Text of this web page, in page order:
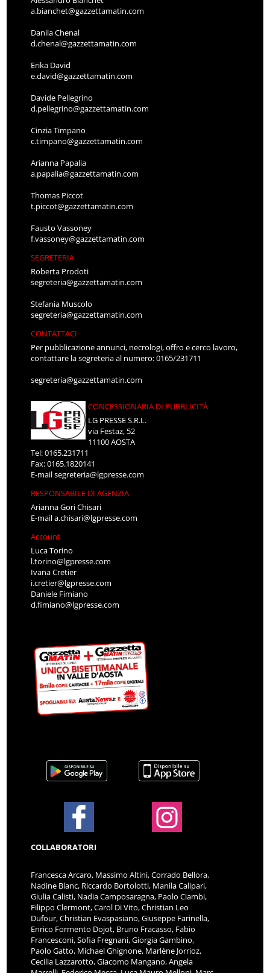
a.bianchet@gazzettamatin.com
Danila Chenal
d.chenal@gazzettamatin.com
Erika David
e.david@gazzettamatin.com
Davide Pellegrino
d.pellegrino@gazzettamatin.com
Cinzia Timpano
c.timpano@gazzettamatin.com
Arianna Papalia
a.papalia@gazzettamatin.com
Thomas Piccot
t.piccot@gazzettamatin.com
Fausto Vassoney
f.vassoney@gazzettamatin.com
SEGRETERIA
Roberta Prodoti
segreteria@gazzettamatin.com
Stefania Muscolo
segreteria@gazzettamatin.com
CONTATTACI
Per pubblicazione annunci, necrologi, offro e cerco lavoro,
contattare la segreteria al numero: 0165/231711
segreteria@gazzettamatin.com
CONCESSIONARIA DI PUBBLICITÀ
LG PRESSE S.R.L.
via Festaz, 52
11100 AOSTA
Tel: 0165.231711
Fax: 0165.1820141
E-mailsegreteria@lgpresse.com
RESPONSABILE DI AGENZIA
Arianna Gori Chisari
E-maila.chisari@lgpresse.com
Account
Luca Torino
l.torino@lgpresse.com
Ivana Cretier
i.cretier@lgpresse.com
Daniele Fimiano
d.fimiano@lgpresse.com
COLLABORATORI
Francesca Arcaro, Massimo Altini, Corrado Bellora,
Nadine Blanc, Riccardo Bortolotti, Manila Calipari,
Giulia Calisti, Nadia Camposaragna, Paolo Ciambi,
Filippo Clermont, Carol Di Vito, Christian Leo
Dufour, Christian Evaspasiano, Giuseppe Farinella,
Enrico Formento Dojot, Bruno Fracasso, Fabio
Francesconi, Sofia Fregnani, Giorgia Gambino,
Paolo Gatto, Michael Ghignone, Marlène Jorrioz,
Cecilia Lazzarotto, Giacomo Mangano, Angela